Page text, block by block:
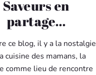
Saveurs en
partage…
ce blog, il y a la nostalgie
cuisine des mamans, la
comme lieu de rencontre